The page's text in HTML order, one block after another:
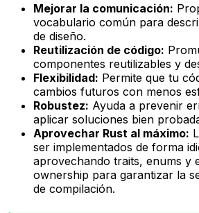
Mejorar la comunicación:
vocabulario común para
de diseño.
Reutilización de código:
componentes reutilizables y
Flexibilidad: Permite que tu
cambios futuros con menos
Robustez: Ayuda a prevenir
aplicar soluciones bien
Aprovechar Rust al máximo:
ser implementados de forma
aprovechando traits, enums y
ownership para garantizar la
de compilación.